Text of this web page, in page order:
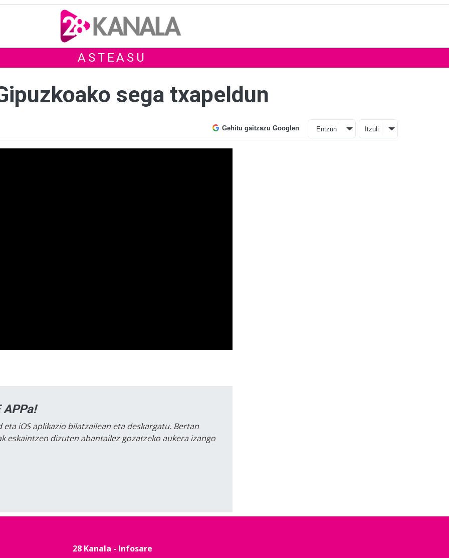
ASTEASU
sega txapeldun
Gehitu gaitzazu Googlen Entzun Itzuli
APPa!
iOS aplikazio bilatzailean eta deskargatu. Bertan
eskaintzen dizuten abantailez gozatzeko aukera izango
28 Kanala - Infosare